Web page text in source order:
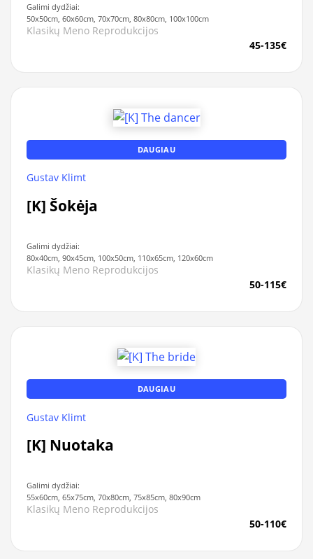
Galimi dydžiai:
50x50cm, 60x60cm, 70x70cm, 80x80cm, 100x100cm
Klasikų Meno Reprodukcijos
45-135€
DAUGIAU
Gustav Klimt
[K] Šokėja
Galimi dydžiai:
80x40cm, 90x45cm, 100x50cm, 110x65cm, 120x60cm
Klasikų Meno Reprodukcijos
50-115€
DAUGIAU
Gustav Klimt
[K] Nuotaka
Galimi dydžiai:
55x60cm, 65x75cm, 70x80cm, 75x85cm, 80x90cm
Klasikų Meno Reprodukcijos
50-110€